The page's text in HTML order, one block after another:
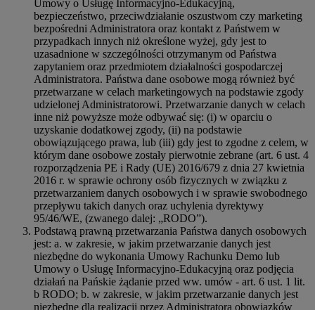
Umowy o Usługę Informacyjno-Edukacyjną,
bezpieczeństwo, przeciwdziałanie oszustwom czy marketing
bezpośredni Administratora oraz kontakt z Państwem w
przypadkach innych niż określone wyżej, gdy jest to
uzasadnione w szczególności otrzymanym od Państwa
zapytaniem oraz przedmiotem działalności gospodarczej
Administratora. Państwa dane osobowe mogą również być
przetwarzane w celach marketingowych na podstawie zgody
udzielonej Administratorowi. Przetwarzanie danych w celach
inne niż powyższe może odbywać się: (i) w oparciu o
uzyskanie dodatkowej zgody, (ii) na podstawie
obowiązującego prawa, lub (iii) gdy jest to zgodne z celem, w
którym dane osobowe zostały pierwotnie zebrane (art. 6 ust. 4
rozporządzenia PE i Rady (UE) 2016/679 z dnia 27 kwietnia
2016 r. w sprawie ochrony osób fizycznych w związku z
przetwarzaniem danych osobowych i w sprawie swobodnego
przepływu takich danych oraz uchylenia dyrektywy
95/46/WE, (zwanego dalej: „RODO”).
Podstawą prawną przetwarzania Państwa danych osobowych
jest: a. w zakresie, w jakim przetwarzanie danych jest
niezbędne do wykonania Umowy Rachunku Demo lub
Umowy o Usługę Informacyjno-Edukacyjną oraz podjęcia
działań na Pańskie żądanie przed ww. umów - art. 6 ust. 1 lit.
b RODO; b. w zakresie, w jakim przetwarzanie danych jest
niezbędne dla realizacji przez Administratora obowiązków